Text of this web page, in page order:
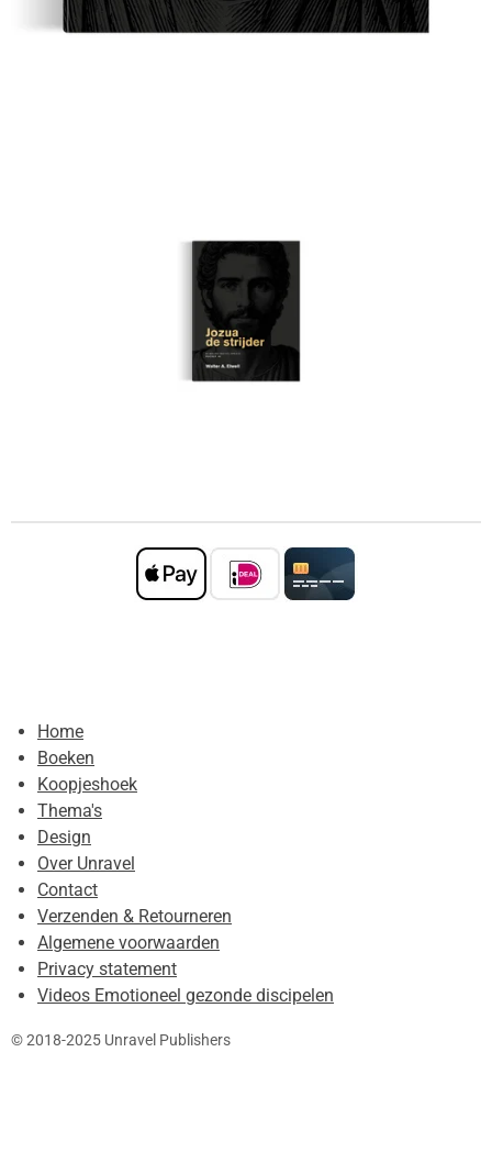
Home
Boeken
Koopjeshoek
Thema's
Design
Over Unravel
Contact
Verzenden & Retourneren
Algemene voorwaarden
Privacy statement
Videos Emotioneel gezonde discipelen
© 2018-2025 Unravel Publishers